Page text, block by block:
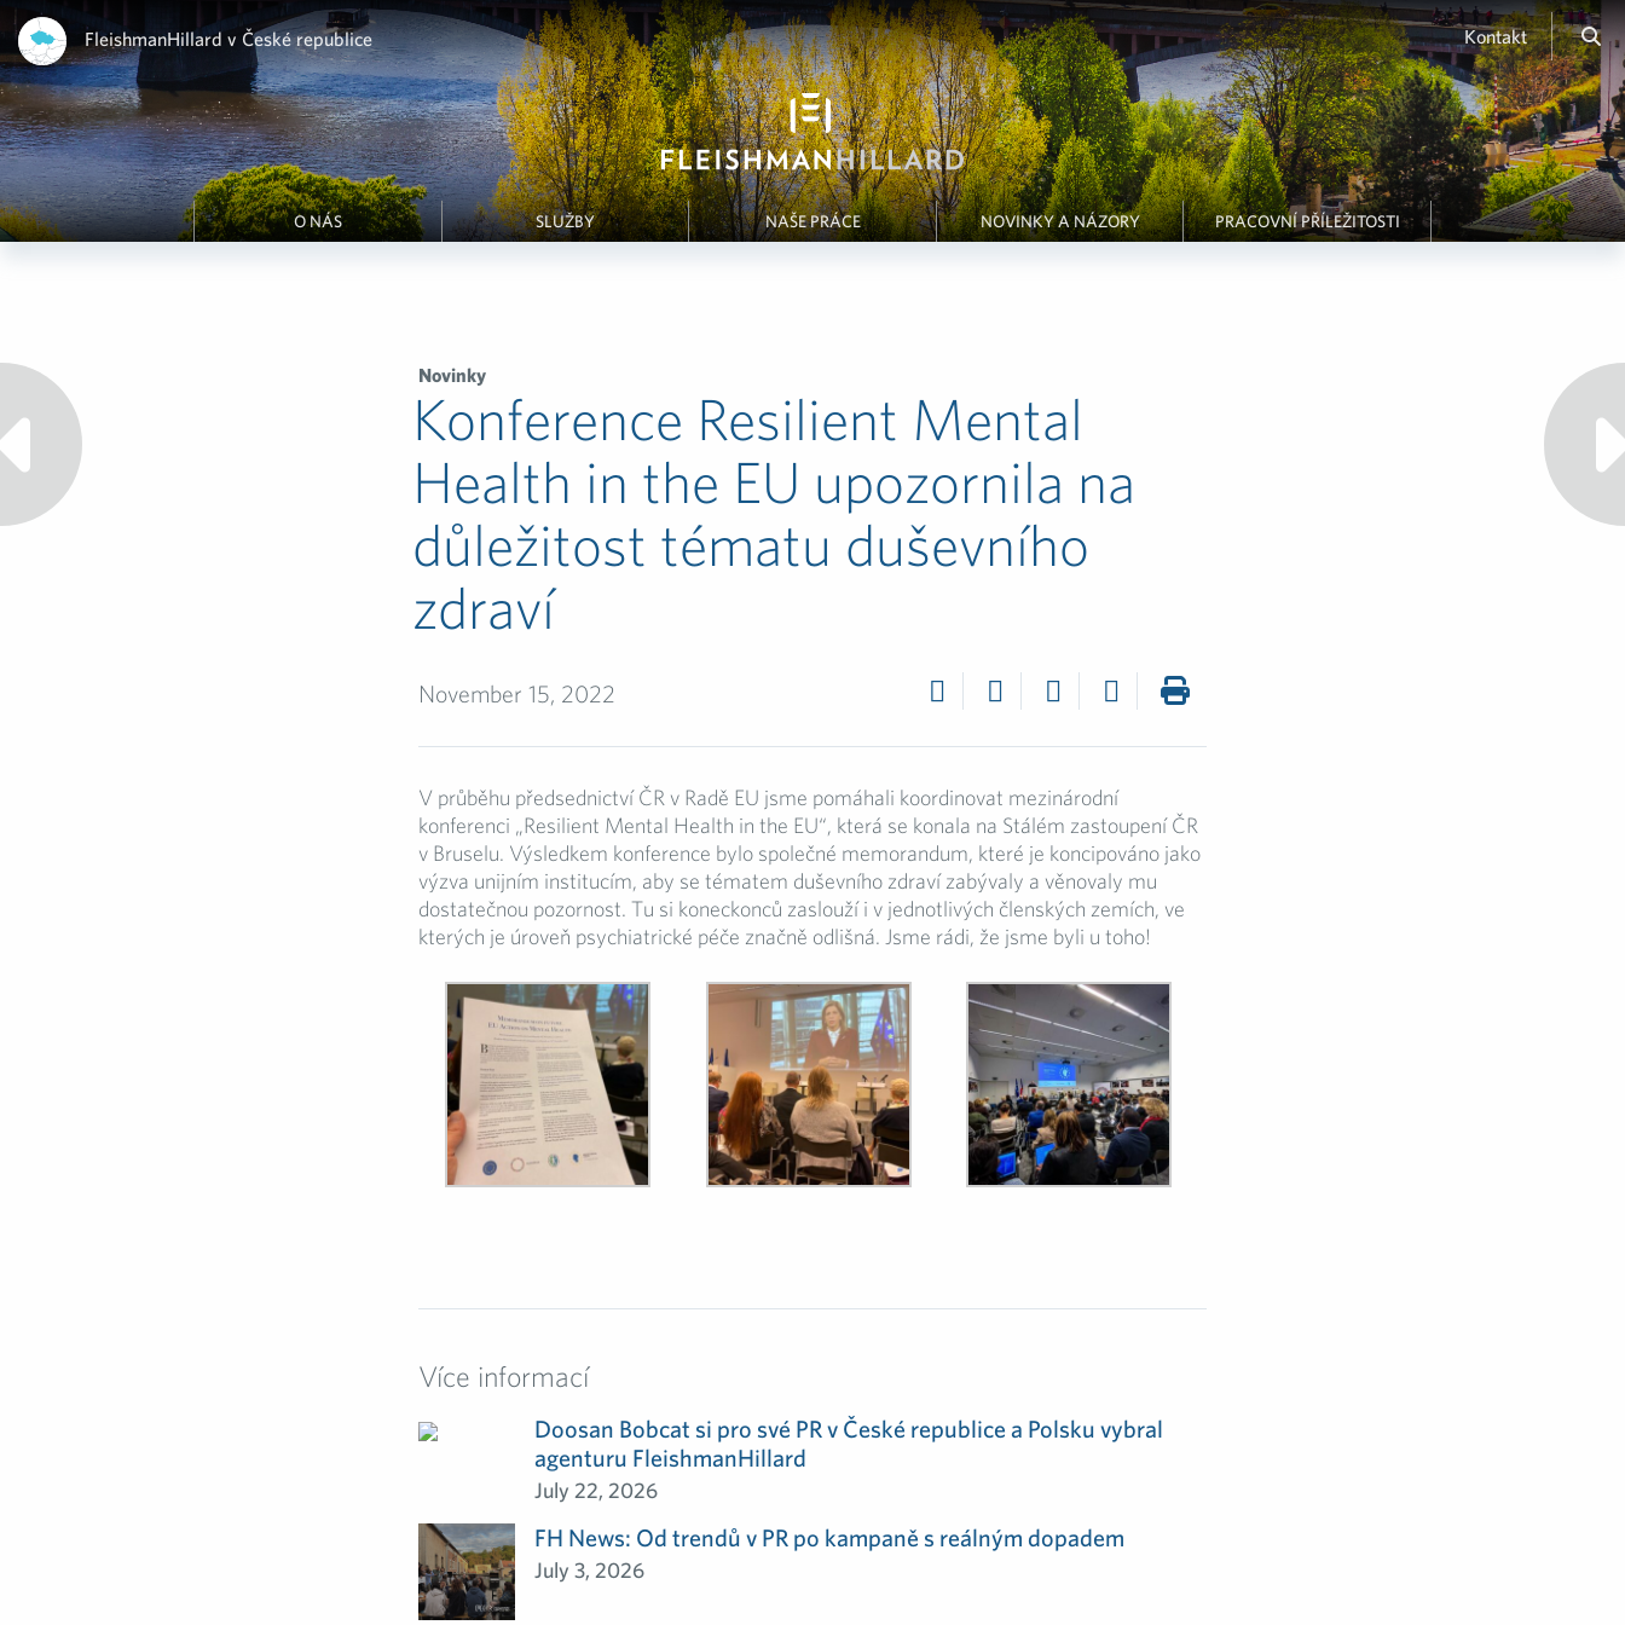
FleishmanHillard v České republice Kontakt
O NÁS SLUŽBY NAŠE PRÁCE NOVINKY A NÁZORY PRACOVNÍ PŘÍLEŽITOSTI
Novinky
Konference Resilient Mental
Health in the EU upozornila na
důležitost tématu duševního
zdraví
November 15, 2022
V průběhu předsednictví ČR v Radě EU jsme pomáhali koordinovat mezinárodní
konferenci „Resilient Mental Health in the EU“, která se konala na Stálém zastoupení ČR
v Bruselu. Výsledkem konference bylo společné memorandum, které je koncipováno jako
výzva unijním institucím, aby se tématem duševního zdraví zabývaly a věnovaly mu
dostatečnou pozornost. Tu si koneckonců zaslouží i v jednotlivých členských zemích, ve
kterých je úroveň psychiatrické péče značně odlišná. Jsme rádi, že jsme byli u toho!
Více informací
Doosan Bobcat si pro své PR v České republice a Polsku vybral
agenturu FleishmanHillard
July 22, 2026
FH News: Od trendů v PR po kampaně s reálným dopadem
July 3, 2026